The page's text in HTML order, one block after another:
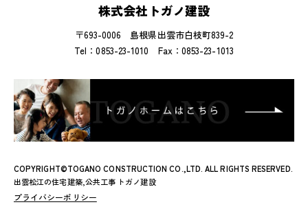
株式会社トガノ建設
〒693-0006 島根県出雲市白枝町839-2
Tel：0853-23-1010 Fax：0853-23-1013
COPYRIGHT©TOGANO CONSTRUCTION CO.,LTD. ALL RIGHTS RESERVED.
出雲松江の住宅建築,公共工事 トガノ建設
プライバシーポリシー